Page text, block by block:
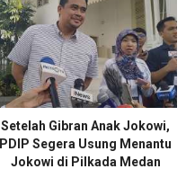
Setelah Gibran Anak Jokowi,
PDIP Segera Usung Menantu
Jokowi di Pilkada Medan